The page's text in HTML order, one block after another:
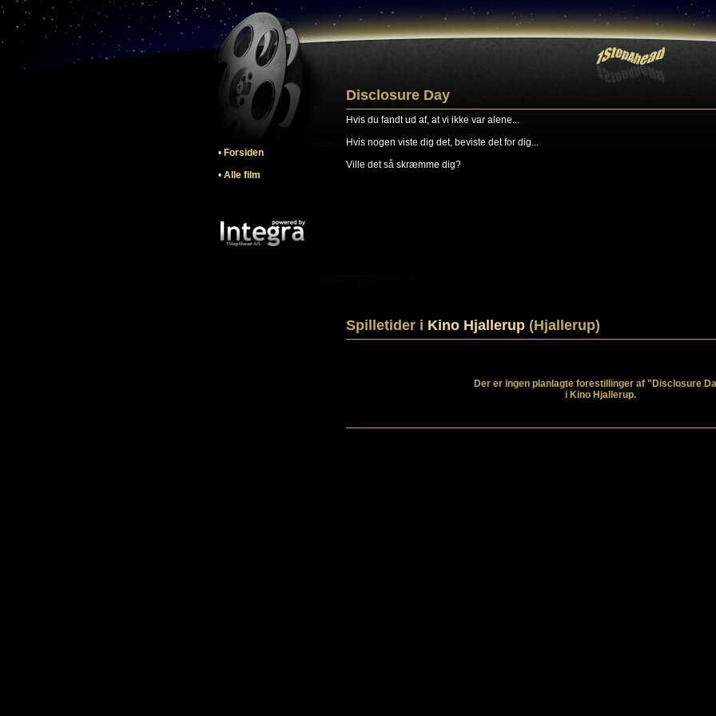
• Forsiden
• Alle film
Disclosure Day
Hvis du fandt ud af, at vi ikke var alene...
Hvis nogen viste dig det, beviste det for dig...
Ville det så skræmme dig?
Spilletider i Kino Hjallerup (Hjallerup)
Der er ingen planlagte forestillinger af "Disclosure
i Kino Hjallerup.